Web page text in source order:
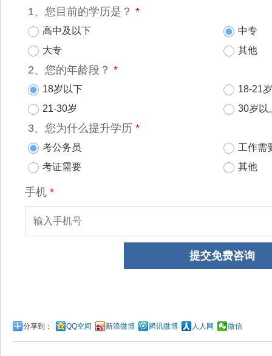
分享到： QQ空间 新浪微博 腾讯微博 人人网 微信